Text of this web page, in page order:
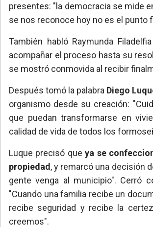
presentes: "la democracia se mide
se nos reconoce hoy no es el punto
También habló Raymunda
acompañar el proceso hasta su
se mostró conmovida al recibir
Después tomó la palabra Diego
organismo desde su creación:
que puedan transformarse en
calidad de vida de todos los
Luque precisó queya se
propiedad, y remarcó una decisión
gente venga al municipio". Cerró
"Cuando una familia recibe un
recibe seguridad y recibe la
creemos".